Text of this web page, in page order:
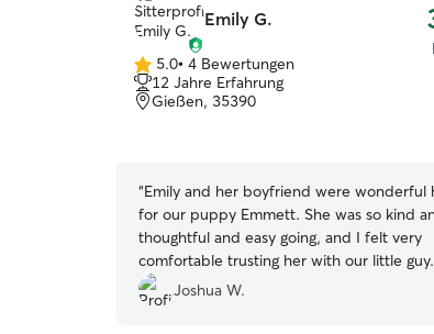
Emily G.
5.0
von
5
5.0• 4 Bewertungen
12 Jahre Erfahrung
Gießen, 35390
“Emily and her boyfriend were wonderful
for our puppy Emmett. She was so kind
thoughtful and easy going, and I felt very
comfortable trusting her with our little
can’t wait to go back :)
Joshua W.